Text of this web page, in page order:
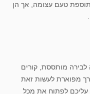
טעם עצומה, אך הן
מותססת, קורים
מפוארת לעשות זאת
עליכם לפתוח את מכל